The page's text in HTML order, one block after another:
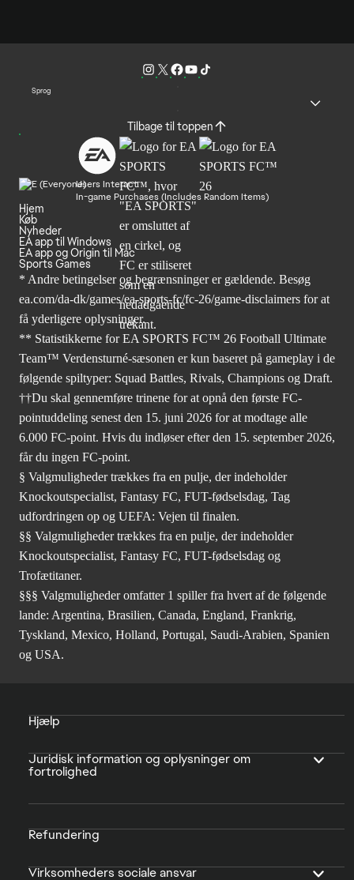
Sprog
Tilbage til toppen
Users Interact
In-game Purchases (Includes Random Items)
Hjem
Køb
Nyheder
EA app til Windows
EA app og Origin til Mac
Sports Games
* Andre betingelser og begrænsninger er gældende. Besøg
ea.com/da-dk/games/ea-sports-fc/fc-26/game-disclaimers for at
få yderligere oplysninger.
** Statistikkerne for EA SPORTS FC™ 26 Football Ultimate
Team™ Verdensturné-sæsonen er kun baseret på gameplay i de
følgende spiltyper: Squad Battles, Rivals, Champions og Draft.
††Du skal gennemføre trinene for at opnå den første FC-
pointuddeling senest den 15. juni 2026 for at modtage alle
6.000 FC-point. Hvis du indløser efter den 15. september 2026,
får du ingen FC-point.
§ Valgmuligheder trækkes fra en pulje, der indeholder
Knockoutspecialist, Fantasy FC, FUT-fødselsdag, Tag
udfordringen op og UEFA: Vejen til finalen.
§§ Valgmuligheder trækkes fra en pulje, der indeholder
Knockoutspecialist, Fantasy FC, FUT-fødselsdag og
Trofætitaner.
§§§ Valgmuligheder omfatter 1 spiller fra hvert af de følgende
lande: Argentina, Brasilien, Canada, England, Frankrig,
Tyskland, Mexico, Holland, Portugal, Saudi-Arabien, Spanien
og USA.
Hjælp
Juridisk information og oplysninger om
fortrolighed
Refundering
Virksomheders sociale ansvar